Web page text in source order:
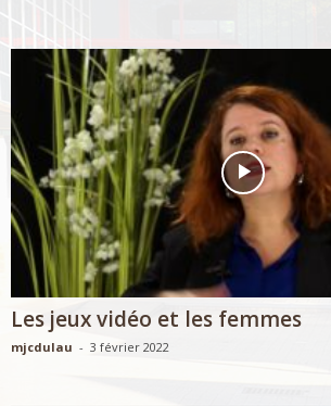
Les jeux vidéo et les femmes
mjcdulau - 3 février 2022